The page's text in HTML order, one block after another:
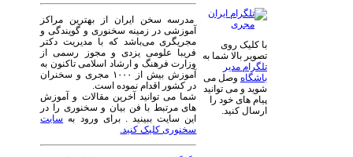
مدرسه سخن ایران از بهترین مراکز
آموزشی در زمینه سخنوری و گویندگی و
مجریگری می‌باشد که با مدیریت دکتر
فریبا علومی یزدی و مجوز رسمی از
وزارت فرهنگ و ارشاد اسلامی تاکنون به
آموزش بیش از ۱۰۰۰ مجری و سخنران
در کشور اقدام نموده است.
شما می توانید آخرین مقالات و آموزش
های مرتبط با فن بیان و سخنوری را در
این سایت ببینید . برای ورود به سایت
سخنوری کلیک کنید.
با کلیک روی
تصویر بالا شما به
تلگرام مدیر
باشگاه وصل می
شوید و می توانید
پیام های خود را
ارسال کنید.